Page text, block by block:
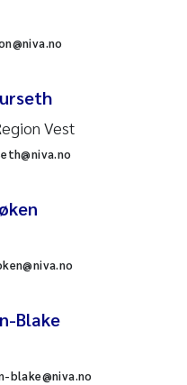
Vest
Blake
blake@niva.no